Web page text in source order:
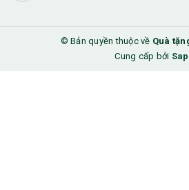
© Bản quyền thuộc về Quà
Cung cấp bởi